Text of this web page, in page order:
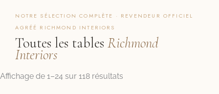
NOTRE SÉLECTION COMPLÈTE · REVENDEUR OFFICIEL
AGRÉÉ RICHMOND INTERIORS
Toutes les tablesRichmond
Interiors
Affichage de 1–24 sur 118 résultats